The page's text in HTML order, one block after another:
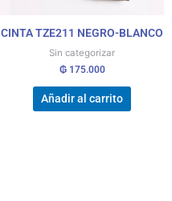
CINTA TZE211 NEGRO-BLANCO
Sin categorizar
₲175.000
Añadir al carrito